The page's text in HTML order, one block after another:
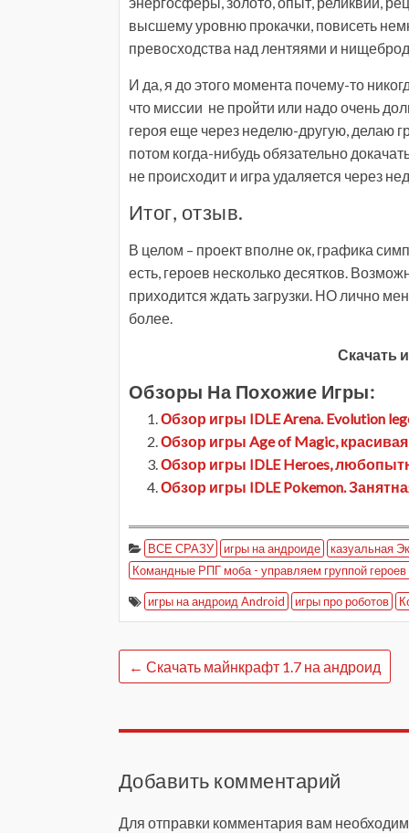
высшему уровню прокачки, повисеть
превосходства над лентяями и
И да, я до этого момента почему-то
что миссии не пройти или надо очень
героя еще через неделю-другую, делаю
потом когда-нибудь обязательно
не происходит и игра удаляется через
Итог, отзыв.
В целом – проект вполне ок, графика
есть, героев несколько десятков.
приходится ждать загрузки. НО лично
более.
Скачать
Обзоры На Похожие Игры:
Обзор игры IDLE Arena. Evolution
Обзор игры Age of Magic,
Обзор игры IDLE Heroes,
Обзор игры IDLE Pokemon.
ВСЕ СРАЗУ игры на андроиде
казуальная
Командные РПГ моба - управляем группой героев
игры на андроид Android игры про роботов
← Скачать майнкрафт 1.7 на андроид
Добавить комментарий
Для отправки комментария вам